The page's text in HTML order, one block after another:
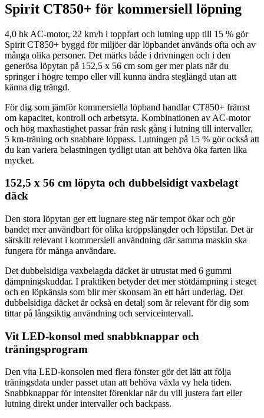
Spirit CT850+ för kommersiell löpning
4,0 hk AC-motor, 22 km/h i toppfart och lutning upp till 15 % gör
Spirit CT850+ byggd för miljöer där löpbandet används ofta och av
många olika personer. Det märks både i drivningen och i den
generösa löpytan på 152,5 x 56 cm som ger mer plats när du
springer i högre tempo eller vill kunna ändra steglängd utan att
känna dig trängd.
För dig som jämför kommersiella löpband handlar CT850+ främst
om kapacitet, kontroll och arbetsyta. Kombinationen av AC-motor
och hög maxhastighet passar från rask gång i lutning till intervaller,
5 km-träning och snabbare löppass. Lutningen på 15 % gör också att
du kan variera belastningen tydligt utan att behöva öka farten lika
mycket.
152,5 x 56 cm löpyta och dubbelsidigt vaxbelagt
däck
Den stora löpytan ger ett lugnare steg när tempot ökar och gör
bandet mer användbart för olika kroppslängder och löpstilar. Det är
särskilt relevant i kommersiell användning där samma maskin ska
fungera för många användare.
Det dubbelsidiga vaxbelagda däcket är utrustat med 6 gummi
dämpningskuddar. I praktiken betyder det mer stötdämpning i steget
och en löpkänsla som blir mer skonsam än ett hårt underlag. Det
dubbelsidiga däcket är också en detalj som är relevant för dig som
tittar på långsiktig användning och serviceintervall.
Vit LED-konsol med snabbknappar och
träningsprogram
Den vita LED-konsolen med flera fönster gör det lätt att följa
träningsdata under passet utan att behöva växla vy hela tiden.
Snabbknappar för intensitet förenklar när du vill justera fart eller
lutning direkt under intervaller och backpass.